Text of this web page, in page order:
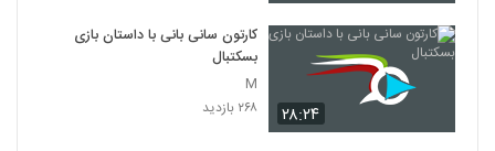
۲۸:۲۴
کارتون سانی بانی با داستان بازی
بسکتبال
M
۲۶۸ بازدید